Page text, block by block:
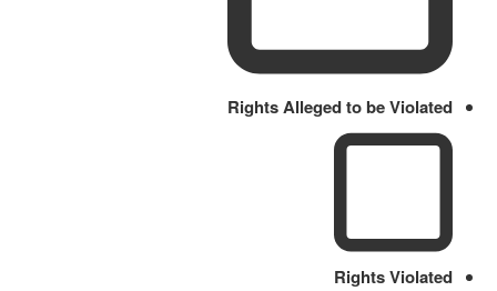
Rights Alleged to be Violated
Rights Violated